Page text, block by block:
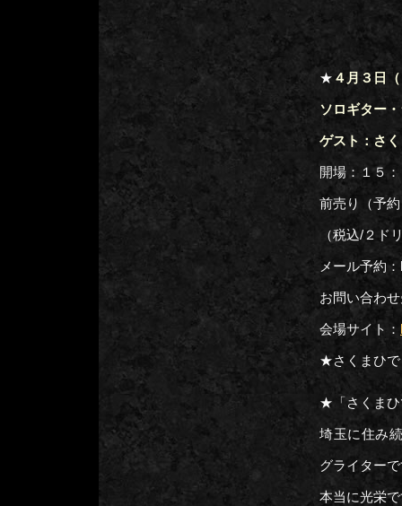
★ ４月３日
ソロギター
ゲスト：さ
開場：１５
前売り（予
（税込/２ド
メール予約
お問い合わ
会場サイト：
★さくまひで
★「さくまひ
埼玉に住み
グライター
本当に光栄